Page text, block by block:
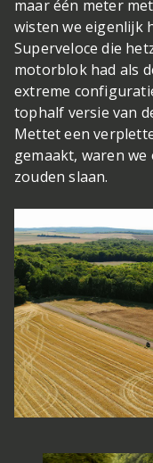
maar één meter
wisten we eigenlijk
Superveloce die
motorblok had als
extreme
tophalf versie van
Mettet een
gemaakt, waren
zouden slaan.